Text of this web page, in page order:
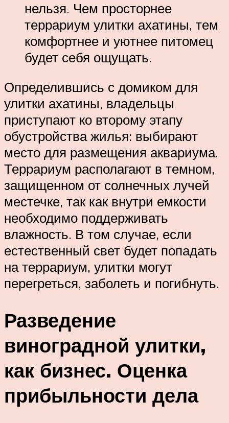
нельзя. Чем просторнее
террариум улитки ахатины, тем
комфортнее и уютнее питомец
будет себя ощущать.
Определившись с домиком для
улитки ахатины, владельцы
приступают ко второму этапу
обустройства жилья: выбирают
место для размещения аквариума.
Террариум располагают в темном,
защищенном от солнечных лучей
местечке, так как внутри емкости
необходимо поддерживать
влажность. В том случае, если
естественный свет будет попадать
на террариум, улитки могут
перегреться, заболеть и погибнуть.
Разведение
виноградной улитки,
как бизнес. Оценка
прибыльности дела